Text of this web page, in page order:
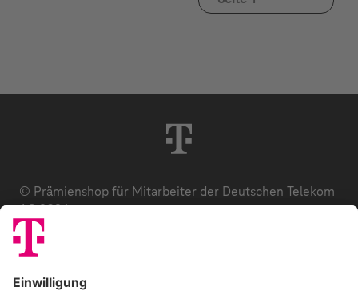
© Prämienshop für Mitarbeiter der Deutschen Telekom
AG 2026
Datenschutz
AGB